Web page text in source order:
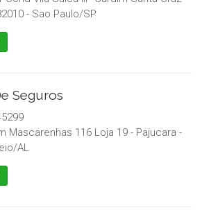
- Sao Paulo/SP
Seguros
Mascarenhas 116 Loja 19 - Pajucara -
/AL